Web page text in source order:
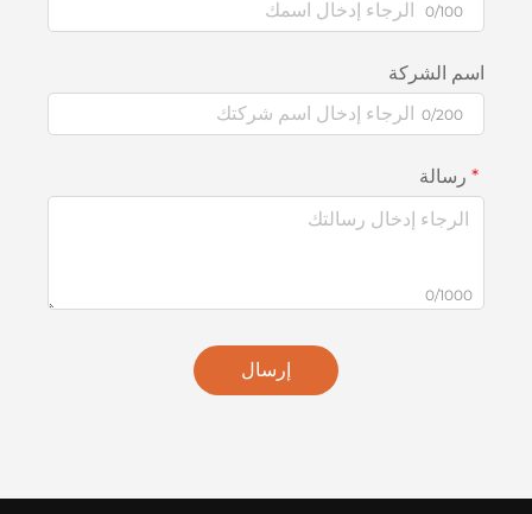
0/100
اسم الشركة
0/200
رسالة
0/1000
إرسال